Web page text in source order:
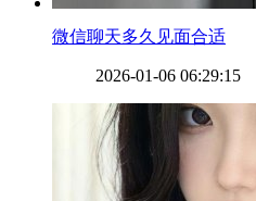
​微信聊天多久见面合适
2026-01-06 06:29:15